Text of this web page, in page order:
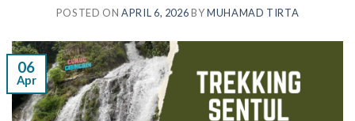
POSTED ONAPRIL 6, 2026BYMUHAMAD TIRTA
06
Apr